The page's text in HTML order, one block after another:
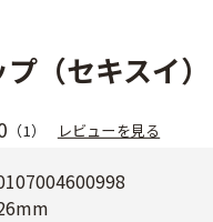
（セキスイ）
（1） レビューを見る